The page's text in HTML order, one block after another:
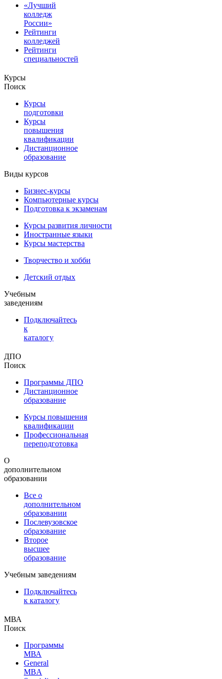
«Лучший
колледж
России»
Рейтинги
колледжей
Рейтинги
специальностей
Курсы
Поиск
Курсы
подготовки
Курсы
повышения
квалификации
Дистанционное
образование
Виды курсов
Бизнес-курсы
Компьютерные курсы
Подготовка к экзаменам
Курсы развития личности
Иностранные языки
Курсы мастерства
Творчество и хобби
Детский отдых
Учебным
заведениям
Подключайтесь
к
каталогу
ДПО
Поиск
Программы ДПО
Дистанционное
образование
Курсы повышения
квалификации
Профессиональная
переподготовка
О
дополнительном
образовании
Все о
дополнительном
образовании
Послевузовское
образование
Второе
высшее
образование
Учебным заведениям
Подключайтесь
к каталогу
МВА
Поиск
Программы
МВА
General
MBA